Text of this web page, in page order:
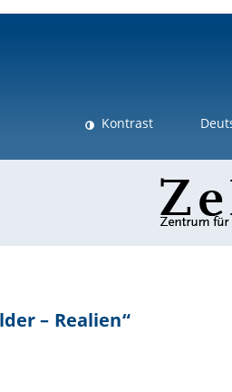
Kontrast
– Realien“